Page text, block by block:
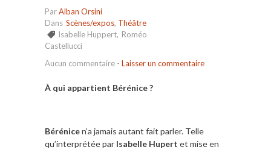
ParAlban Orsini
Dans Scènes/expos, Théâtre
Isabelle Huppert, Roméo
Castellucci
Aucun commentaire - Laisser un commentaire
À qui appartient Bérénice ?
Bérénicen’a jamais autant fait parler. Telle
qu’interprétée par Isabelle Hupert et mise en